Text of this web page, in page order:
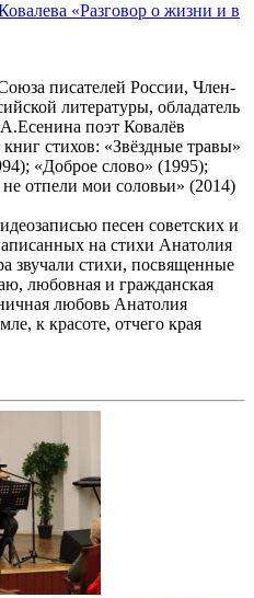
«Разговор о жизни и в
писателей России, Член-
литературы, обладатель
поэт Ковалёв
стихов: «Звёздные травы»
«Доброе слово» (1995);
отпели мои соловьи» (2014)
песен советских и
на стихи Анатолия
звучали стихи, посвященные
любовная и гражданская
любовь Анатолия
к красоте, отчего края